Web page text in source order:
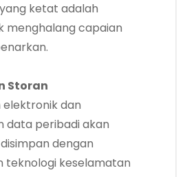
ketat adalah
menghalang capaian
Storan
elektronik dan
data peribadi akan
dengan
teknologi keselamatan